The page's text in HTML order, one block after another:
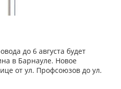
до 6 августа будет
в Барнауле. Новое
от ул. Профсоюзов до ул.